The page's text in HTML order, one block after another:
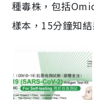
種毒株，包括
樣本，15分鐘知結